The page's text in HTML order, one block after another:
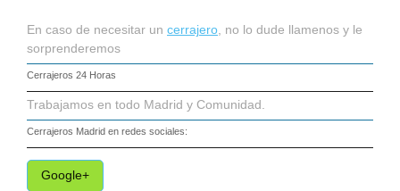
En caso de necesitar un cerrajero, no lo dude llamenos y le
sorprenderemos
Cerrajeros 24 Horas
Trabajamos en todo Madrid y Comunidad.
Cerrajeros Madrid en redes sociales:
Google+